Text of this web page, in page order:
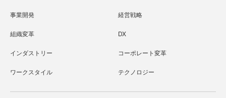
事業開発 経営戦略
組織変革 DX
インダストリー コーポレート変革
ワークスタイル テクノロジー